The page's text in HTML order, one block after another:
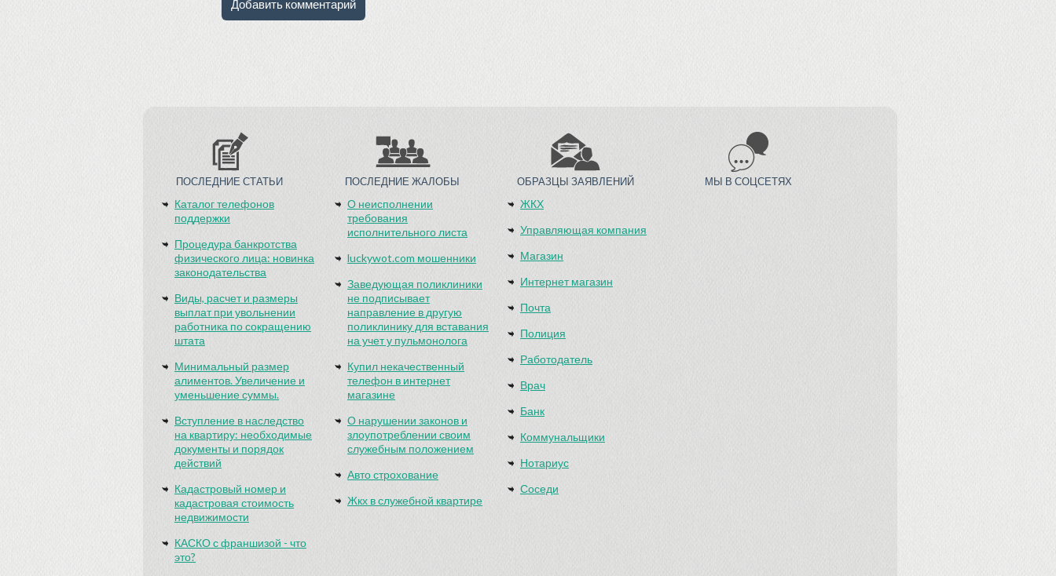
ПОСЛЕДНИЕ СТАТЬИ
Каталог телефонов
поддержки
Процедура банкротства
физического лица: новинка
законодательства
Виды, расчет и размеры
выплат при увольнении
работника по сокращению
штата
Минимальный размер
алиментов. Увеличение и
уменьшение суммы.
Вступление в наследство
на квартиру: необходимые
документы и порядок
действий
Кадастровый номер и
кадастровая стоимость
недвижимости
КАСКО с франшизой - что
это?
ПОСЛЕДНИЕ ЖАЛОБЫ
О неисполнении
требования
исполнительного листа
luckywot.com мошенники
Заведующая поликлиники
не подписывает
направление в другую
поликлинику для вставания
на учет у пульмонолога
Купил некачественный
телефон в интернет
магазине
О нарушении законов и
злоупотреблении своим
служебным положением
Авто строхование
Жкх в служебной квартире
ОБРАЗЦЫ ЗАЯВЛЕНИЙ
ЖКХ
Управляющая компания
Магазин
Интернет магазин
Почта
Полиция
Работодатель
Врач
Банк
Коммунальщики
Нотариус
Соседи
МЫ В СОЦСЕТЯХ